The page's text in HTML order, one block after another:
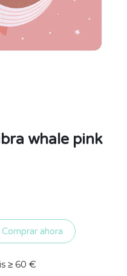
whale pink
Comprar ahora
≥ 60 €